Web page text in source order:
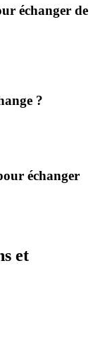
échanger de
?
échanger
et